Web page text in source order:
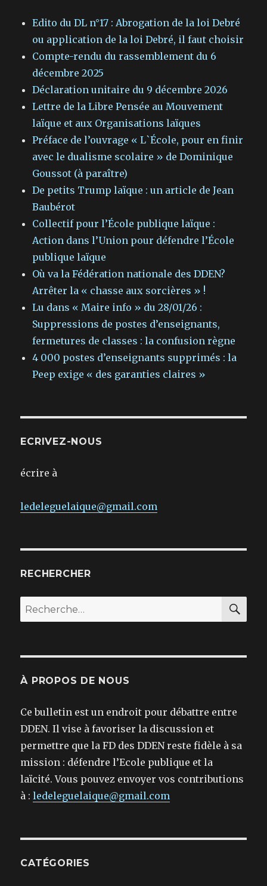
Edito du DL n°17 : Abrogation de la loi Debré
ou application de la loi Debré, il faut choisir
Compte-rendu du rassemblement du 6
décembre 2025
Déclaration unitaire du 9 décembre 2026
Lettre de la Libre Pensée au Mouvement
laïque et aux Organisations laïques
Préface de l’ouvrage « L`École, pour en finir
avec le dualisme scolaire » de Dominique
Goussot (à paraître)
De petits Trump laïque : un article de Jean
Baubérot
Collectif pour l’École publique laïque :
Action dans l’Union pour défendre l’École
publique laïque
Où va la Fédération nationale des DDEN?
Arrêter la « chasse aux sorcières » !
Lu dans « Maire info » du 28/01/26 :
Suppressions de postes d’enseignants,
fermetures de classes : la confusion règne
4 000 postes d’enseignants supprimés : la
Peep exige « des garanties claires »
ECRIVEZ-NOUS
écrire à
ledeleguelaique@gmail.com
RECHERCHER
Recherche
pour :
À PROPOS DE NOUS
Ce bulletin est un endroit pour débattre entre
DDEN. Il vise à favoriser la discussion et
permettre que la FD des DDEN reste fidèle à sa
mission : défendre l’Ecole publique et la
laïcité. Vous pouvez envoyer vos contributions
à :ledeleguelaique@gmail.com
CATÉGORIES